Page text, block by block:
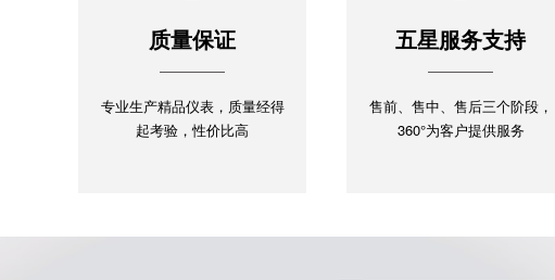
质量保证
专业生产精品仪表，质量经得
起考验，性价比高
五星服务支持
售前、售中、售后三个阶段，
360°为客户提供服务